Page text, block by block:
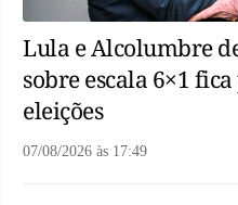
Lula e Alcolumbre
sobre escala 6×1
eleições
07/08/2026 às 17:49